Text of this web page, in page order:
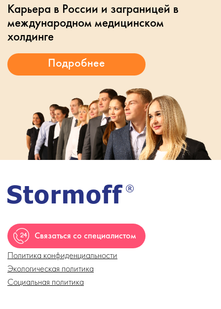
Карьера в России и заграницей в
международном медицинском
холдинге
Связаться со специалистом
Политика конфиденциальности
Экологическая политика
Социальная политика